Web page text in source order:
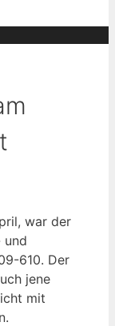
war der
und
610. Der
jene
mit